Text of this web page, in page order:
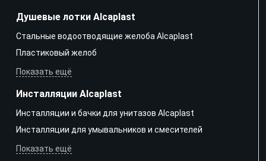
Душевые лотки Alcaplast
Стальные водоотводящие желоба Alcaplast
Пластиковый желоб
Показать ещё
Инсталляции Alcaplast
Инсталляции и бачки для унитазов Alcaplast
Инсталляции для умывальников и смесителей
Показать ещё